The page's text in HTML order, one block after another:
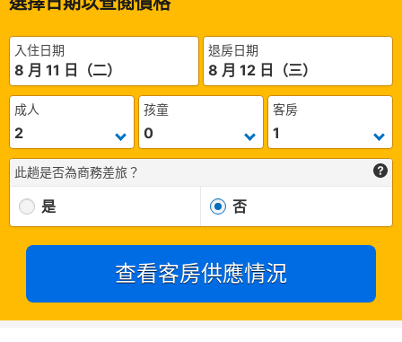
入住日期
8 月 11 日（二）
退房日期
8 月 12 日（三）
成人 孩童 客房
此趟是否為商務差旅？
是 否
查看客房供應情況